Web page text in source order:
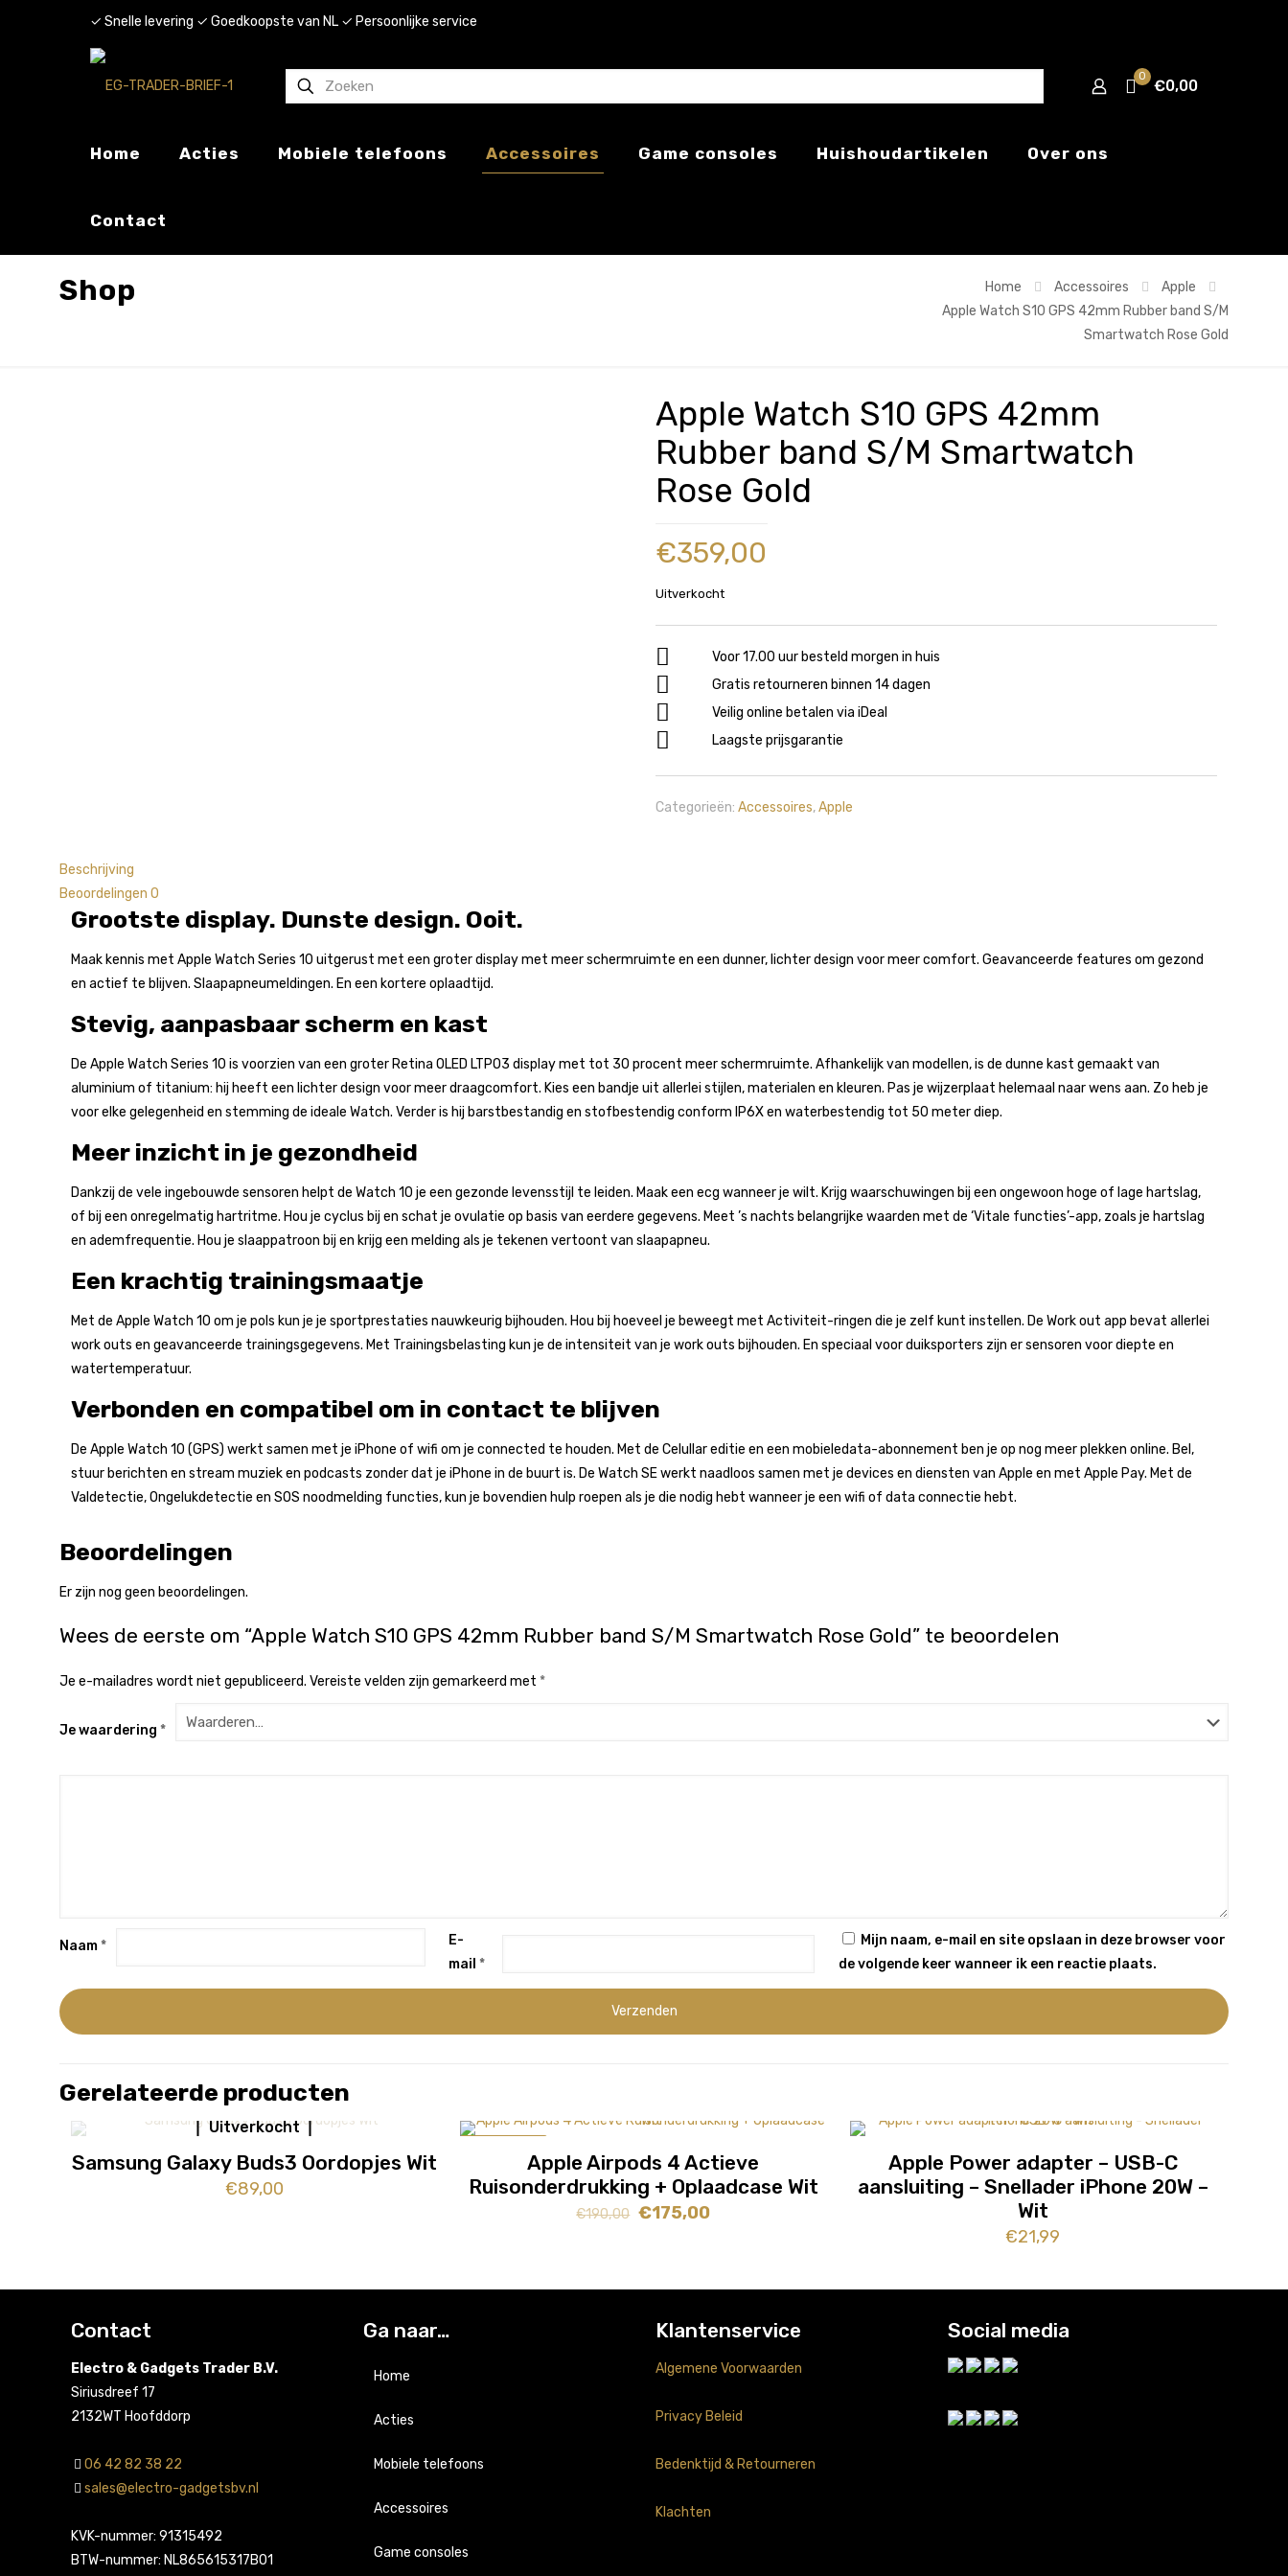
✓ Snelle levering ✓ Goedkoopste van NL ✓ Persoonlijke service
0
€0,00
Home Acties Mobiele telefoons Accessoires Game consoles Huishoudartikelen Over ons
Contact
Shop Home Accessoires
Apple
Apple Watch S10 GPS 42mm Rubber band S/M
Smartwatch Rose Gold
Apple Watch S10 GPS 42mm
Rubber band S/M Smartwatch
Rose Gold
€359,00
Uitverkocht
Voor 17.00 uur besteld morgen in huis
Gratis retourneren binnen 14 dagen
Veilig online betalen via iDeal
Laagste prijsgarantie
Categorieën: Accessoires,Apple
Beschrijving
Beoordelingen 0
Grootste display. Dunste design. Ooit.
Maak kennis met Apple Watch Series 10 uitgerust met een groter display met meer schermruimte en een dunner, lichter design voor meer comfort. Geavanceerde features om gezond
en actief te blijven. Slaapapneumeldingen. En een kortere oplaadtijd.
Stevig, aanpasbaar scherm en kast
De Apple Watch Series 10 is voorzien van een groter Retina OLED LTPO3 display met tot 30 procent meer schermruimte. Afhankelijk van modellen, is de dunne kast gemaakt van
aluminium of titanium: hij heeft een lichter design voor meer draagcomfort. Kies een bandje uit allerlei stijlen, materialen en kleuren. Pas je wijzerplaat helemaal naar wens aan. Zo heb je
voor elke gelegenheid en stemming de ideale Watch. Verder is hij barstbestandig en stofbestendig conform IP6X en waterbestendig tot 50 meter diep.
Meer inzicht in je gezondheid
Dankzij de vele ingebouwde sensoren helpt de Watch 10 je een gezonde levensstijl te leiden. Maak een ecg wanneer je wilt. Krijg waarschuwingen bij een ongewoon hoge of lage hartslag,
of bij een onregelmatig hartritme. Hou je cyclus bij en schat je ovulatie op basis van eerdere gegevens⁠. Meet ’s nachts belangrijke waarden met de ‘Vitale functies’-app, zoals je hartslag
en ademfrequentie. Hou je slaappatroon bij en krijg een melding als je tekenen vertoont van slaapapneu.
Een krachtig trainingsmaatje
Met de Apple Watch 10 om je pols kun je je sportprestaties nauwkeurig bijhouden. Hou bij hoeveel je beweegt met Activiteit-ringen die je zelf kunt instellen. De Work out app bevat allerlei
work outs en geavanceerde trainingsgegevens. Met Trainingsbelasting kun je de intensiteit van je work outs bijhouden. En speciaal voor duiksporters zijn er sensoren voor diepte en
watertemperatuur.
Verbonden en compatibel om in contact te blijven
De Apple Watch 10 (GPS) werkt samen met je iPhone of wifi om je connected te houden. Met de Celullar editie en een mobieledata-abonnement ben je op nog meer plekken online. Bel,
stuur berichten en stream muziek en podcasts zonder dat je iPhone in de buurt is. De Watch SE werkt naadloos samen met je devices en diensten van Apple en met Apple Pay. Met de
Valdetectie, Ongelukdetectie en SOS noodmelding functies, kun je bovendien hulp roepen als je die nodig hebt wanneer je een wifi of data connectie hebt.
Beoordelingen
Er zijn nog geen beoordelingen.
Wees de eerste om “Apple Watch S10 GPS 42mm Rubber band S/M Smartwatch Rose Gold” te beoordelen
Je e-mailadres wordt niet gepubliceerd. Vereiste velden zijn gemarkeerd met *
Je waardering *
Naam*
E-
mail*
Mijn naam, e-mail en site opslaan in deze browser voor
de volgende keer wanneer ik een reactie plaats.
Gerelateerde producten
Uitverkocht
Samsung Galaxy Buds3 Oordopjes Wit
€89,00
Apple Airpods 4 Actieve
Ruisonderdrukking + Oplaadcase Wit
€190,00 Oorspronkelijke
€175,00Huidige
Apple Power adapter – USB-C
aansluiting – Snellader iPhone 20W –
Wit
€21,99
Contact
Electro & Gadgets Trader B.V.
Siriusdreef 17
2132WT Hoofddorp
06 42 82 38 22
sales@electro-gadgetsbv.nl
KVK-nummer: 91315492
BTW-nummer: NL865615317B01
Ga naar…
Home
Acties
Mobiele telefoons
Apple
Samsung
Accessoires
Apple
Game consoles
Klantenservice
Algemene Voorwaarden
Privacy Beleid
Bedenktijd & Retourneren
Klachten
Social media